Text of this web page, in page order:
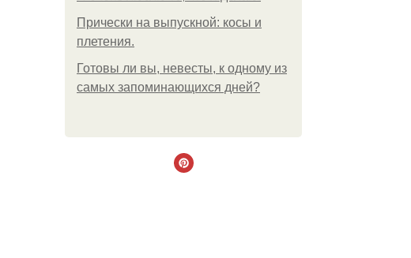
Прически на выпускной: косы и
плетения.
Готовы ли вы, невесты, к одному из
самых запоминающихся дней?